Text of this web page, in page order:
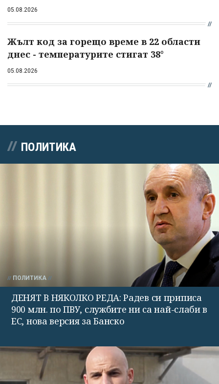
05.08.2026
Жълт код за горещо време в 22 области
днес - температурите стигат 38°
05.08.2026
ПОЛИТИКА
ПОЛИТИКА
ДЕНЯТ В НЯКОЛКО РЕДА: Радев си приписа
900 млн. по ПВУ, службите ни са най-слаби в
ЕС, нова версия за Банско